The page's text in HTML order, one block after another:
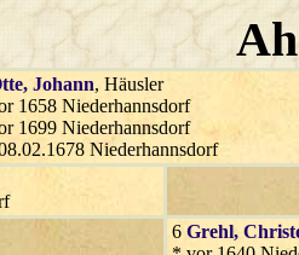
, Johann, Häusler
1658 Niederhannsdorf
1699 Niederhannsdorf
Niederhannsdorf
6 Grehl,